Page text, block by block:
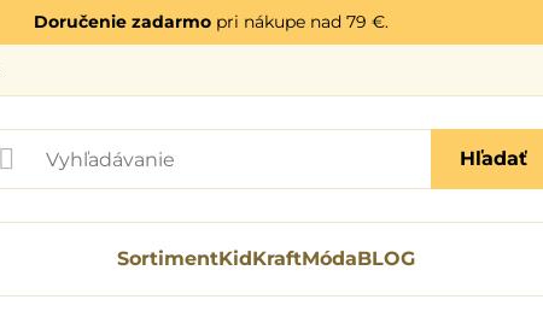
Doručenie zadarmopri nákupe nad 79 €.
Hľadať
SortimentKidKraftMódaBLOG